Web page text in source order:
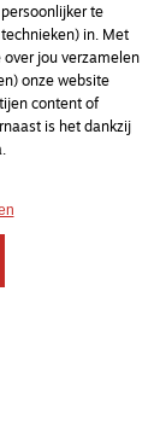
te
in. Met
jou verzamelen
onze website
content of
is het dankzij